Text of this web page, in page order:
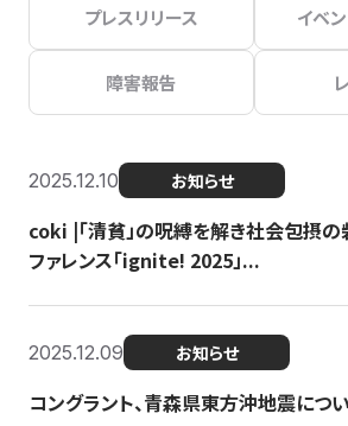
プレスリリース イベ
障害報告
2025.12.10 お知らせ
coki |「清貧」の呪縛を解き社会包摂
ファレンス「ignite! 2025」...
2025.12.09 お知らせ
コングラント、青森県東方沖地震につ